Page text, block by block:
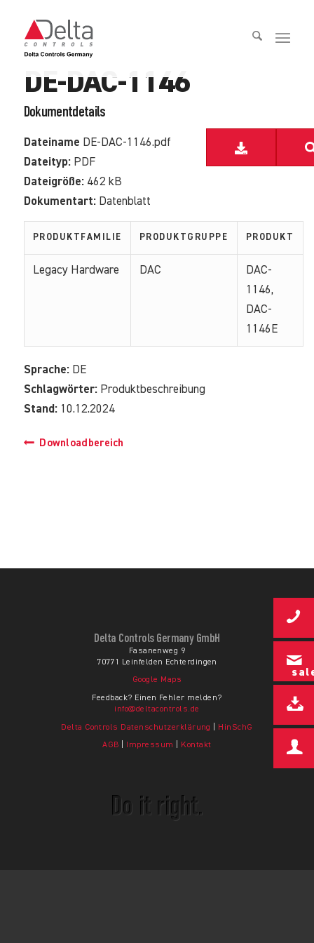
DE-DAC-1146
Dokumentdetails
Dateiname DE-DAC-1146.pdf
Dateityp:PDF
Dateigröße:462 kB
Dokumentart:Datenblatt
PRODUKTFAMILIE PRODUKTGRUPPE PRODUKT
Legacy Hardware DAC
DAC-
1146,
DAC-
1146E
Sprache:DE
Schlagwörter: Produktbeschreibung
Stand:10.12.2024
Downloadbereich
Delta Controls Germany GmbH
Fasanenweg 9
70771 Leinfelden Echterdingen
Google Maps
Feedback? Einen Fehler melden?
info@deltacontrols.de
Delta Controls Datenschutzerklärung HinSchG
AGB Impressum Kontakt
Do it right.